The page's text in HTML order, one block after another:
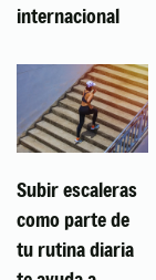
internacional
Subir escaleras
como parte de
tu rutina diaria